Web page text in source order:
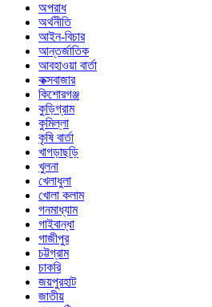
অপরাধ
অর্থনীতি
আইন-বিচার
আন্তর্জাতিক
আবহাওয়া বার্তা
কক্সবাজার
কিশোরগঞ্জ
কুড়িগ্রাম
কুমিল্লা
কৃষি বার্তা
খাগড়াছড়ি
খুলনা
খেলাধুলা
খোলা কলাম
গনমাধ্যাম
গাইবান্ধা
গাজীপুর
চট্টগ্রাম
চাকরি
জয়পুরহাট
জাতীয়